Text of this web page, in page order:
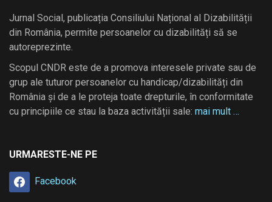
Jurnal Social, publicația Consiliului Național al Dizabilității
din România, permite persoanelor cu dizabilități să se
autoreprezinte.
Scopul CNDR este de a promova interesele private sau de
grup ale tuturor persoanelor cu handicap/dizabilități din
România și de a le proteja toate drepturile, în conformitate
cu principiile ce stau la baza activității sale: mai mult …
URMARESTE-NE PE
Facebook